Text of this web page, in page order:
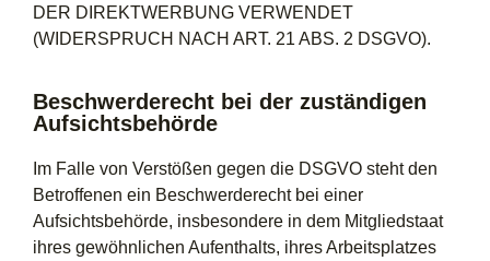
DER DIREKTWERBUNG VERWENDET
(WIDERSPRUCH NACH ART. 21 ABS. 2 DSGVO).
Beschwerderecht bei der zuständigen
Aufsichtsbehörde
Im Falle von Verstößen gegen die DSGVO steht den
Betroffenen ein Beschwerderecht bei einer
Aufsichtsbehörde, insbesondere in dem Mitgliedstaat
ihres gewöhnlichen Aufenthalts, ihres Arbeitsplatzes